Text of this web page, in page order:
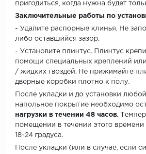
пригодиться, когда нужна будет
Заключительные работы по
- Удалите распорные клинья. Не
либо оставшийся зазор.
- Установите плинтус. Плинтус
помощи специальных креплений
/ жидких гвоздей. Не прижимайте
дверные коробки плотно к полу.
После укладки и до установки
напольное покрытие необходимо
нагрузки в течении 48 часов.
помещении в течении этого
18-24 градуса.
После укладки (или в случае, если